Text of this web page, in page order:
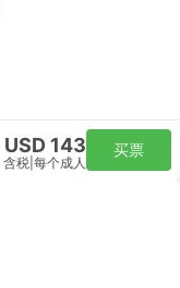
USD 143
含税 每个成人
买票